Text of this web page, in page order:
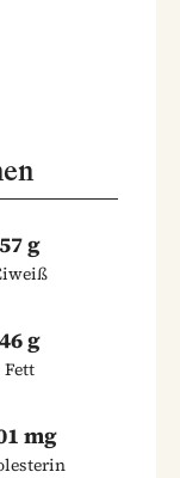
57 g
46 g
Fett
mg